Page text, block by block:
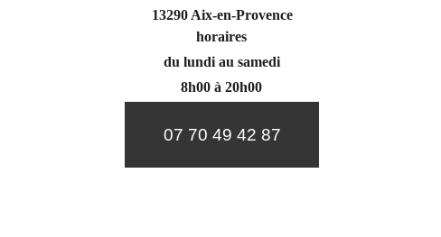
07 70 49 42 87
13290 Aix-en-Provence
horaires
du lundi au samedi
8h00 à 20h00